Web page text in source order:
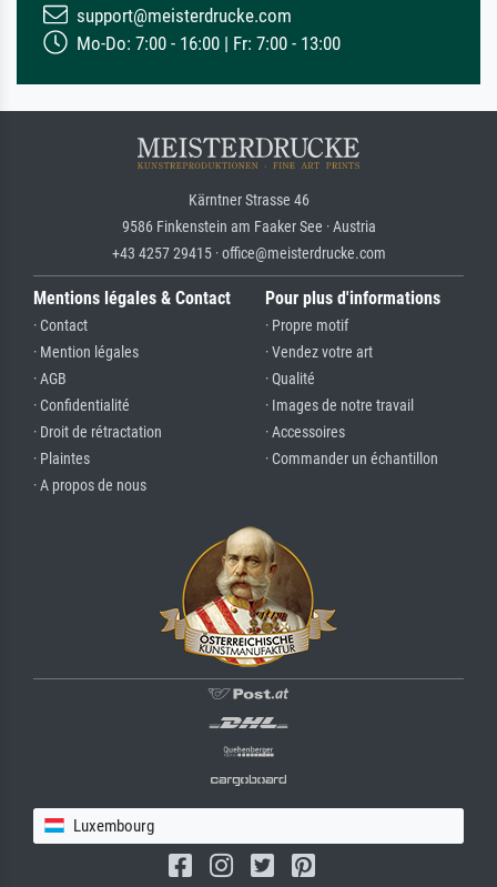
support@meisterdrucke.com
Mo-Do: 7:00 - 16:00 | Fr: 7:00 - 13:00
Kärntner Strasse 46
9586 Finkenstein am Faaker See · Austria
+43 4257 29415 · office@meisterdrucke.com
Mentions légales & Contact
· Contact
· Mention légales
· AGB
· Confidentialité
· Droit de rétractation
· Plaintes
· A propos de nous
Pour plus d'informations
· Propre motif
· Vendez votre art
· Qualité
· Images de notre travail
· Accessoires
· Commander un échantillon
Luxembourg